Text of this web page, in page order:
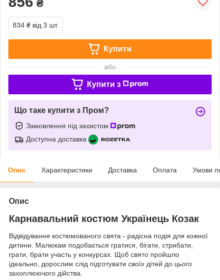
₴
834 ₴ від 3 шт.
Купити
або
Купити з
Що таке купити з Пром?
Замовлення під захистом
Доступна доставка
Опис Характеристики Доставка Оплата Умови
Опис
Карнавальний костюм Українець Козак
Відвідування костюмованого свята - радісна подія для кожної
дитини. Малюкам подобається гратися, бігати, стрибати,
грати, брати участь у конкурсах. Щоб свято пройшло
ідеально, дорослим слід підготувати своїх дітей до цього
захоплюючого дійства.